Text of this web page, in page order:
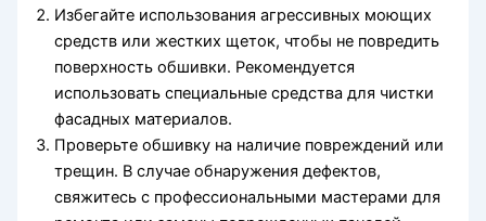
Избегайте использования агрессивных моющих
средств или жестких щеток, чтобы не повредить
поверхность обшивки. Рекомендуется
использовать специальные средства для чистки
фасадных материалов.
Проверьте обшивку на наличие повреждений или
трещин. В случае обнаружения дефектов,
свяжитесь с профессиональными мастерами для